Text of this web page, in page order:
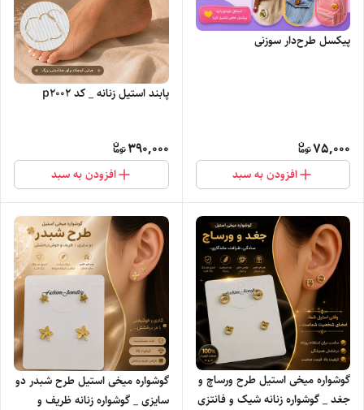
پیکسل طرح‌دار سوزنی
75,000
افزودن به سبد
پابند استیل زنانه _ کد p200۲
390,000
افزودن به سبد
گوشواره میخی استیل طرح ورساچ و
جغد _ گوشواره زنانه شیک و فانتزی
گوشواره میخی استیل طرح شبدر دو
سایزی _ گوشواره زنانه ظریف و